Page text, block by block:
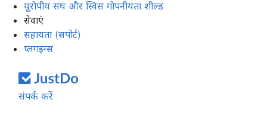
यूरोपीय संघ और स्विस गोपनीयता शील्ड
सेवाएं
सहायता (सपोर्ट)
प्लगइन्स
संपर्क करें